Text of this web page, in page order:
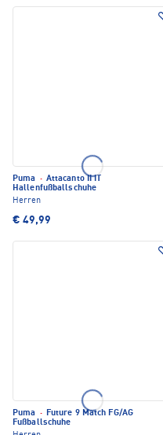
Puma · Attacanto II IT
Hallenfußballschuhe
Herren
€ 49,99
Puma · Future 9 Match FG/AG
Fußballschuhe